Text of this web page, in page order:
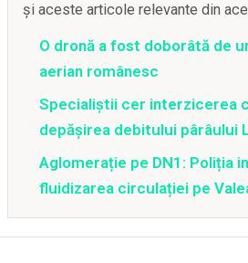
și aceste articole relevante din
O dronă a fost doborâtă de
aerian românesc
Specialiștii cer interzicerea
depășirea debitului pârâului
Aglomerație pe DN1: Poliția
fluidizarea circulației pe